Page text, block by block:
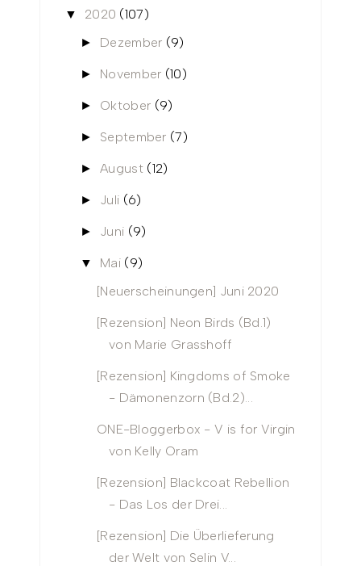
▼ 2020 (107)
► Dezember (9)
► November (10)
► Oktober (9)
► September (7)
►August (12)
► Juli (6)
► Juni (9)
▼ Mai (9)
[Neuerscheinungen] Juni 2020
[Rezension] Neon Birds (Bd.1)
von Marie Grasshoff
[Rezension] Kingdoms of Smoke
- Dämonenzorn (Bd.2)...
ONE-Bloggerbox - V is for Virgin
von Kelly Oram
[Rezension] Blackcoat Rebellion
- Das Los der Drei...
[Rezension] Die Überlieferung
der Welt von Selin V...